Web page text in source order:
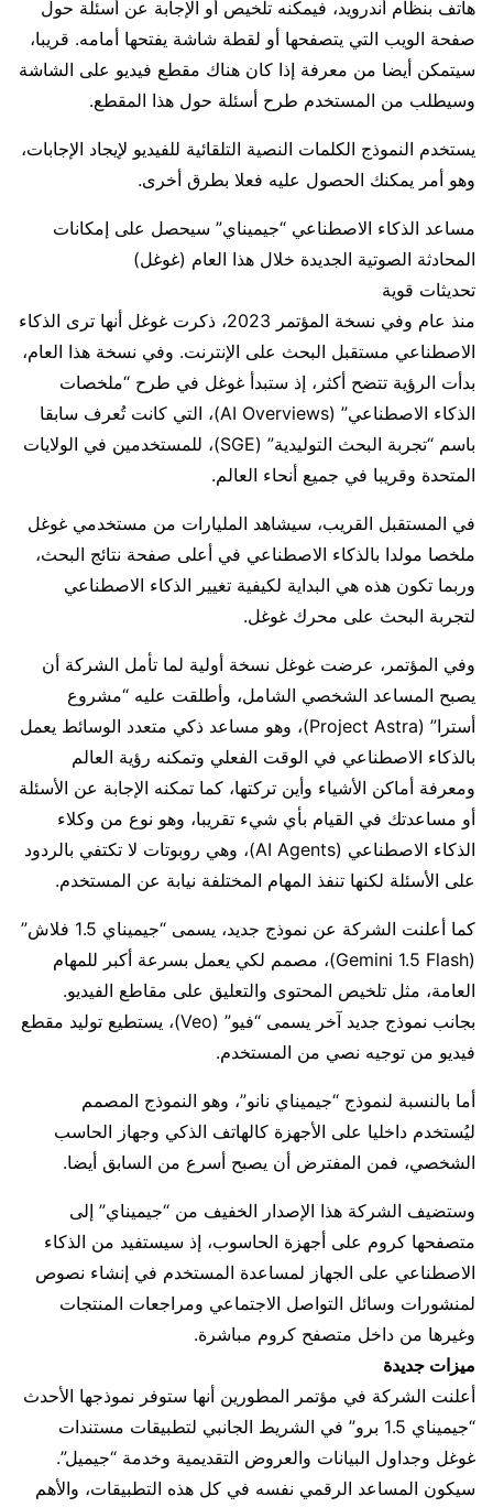
هاتف بنظام أندرويد، فيمكنه تلخيص أو الإجابة عن أسئلة حول
صفحة الويب التي يتصفحها أو لقطة شاشة يفتحها أمامه. قريبا،
سيتمكن أيضا من معرفة إذا كان هناك مقطع فيديو على الشاشة
وسيطلب من المستخدم طرح أسئلة حول هذا المقطع.
يستخدم النموذج الكلمات النصية التلقائية للفيديو لإيجاد الإجابات،
وهو أمر يمكنك الحصول عليه فعلا بطرق أخرى.
مساعد الذكاء الاصطناعي “جيميناي” سيحصل على إمكانات
المحادثة الصوتية الجديدة خلال هذا العام (غوغل)
تحديثات قوية
منذ عام وفي نسخة المؤتمر 2023، ذكرت غوغل أنها ترى الذكاء
الاصطناعي مستقبل البحث على الإنترنت. وفي نسخة هذا العام،
بدأت الرؤية تتضح أكثر، إذ ستبدأ غوغل في طرح “ملخصات
الذكاء الاصطناعي” (AI Overviews)، التي كانت تُعرف سابقا
باسم “تجربة البحث التوليدية” (SGE)، للمستخدمين في الولايات
المتحدة وقريبا في جميع أنحاء العالم.
في المستقبل القريب، سيشاهد المليارات من مستخدمي غوغل
ملخصا مولدا بالذكاء الاصطناعي في أعلى صفحة نتائج البحث،
وربما تكون هذه هي البداية لكيفية تغيير الذكاء الاصطناعي
لتجربة البحث على محرك غوغل.
وفي المؤتمر، عرضت غوغل نسخة أولية لما تأمل الشركة أن
يصبح المساعد الشخصي الشامل، وأطلقت عليه “مشروع
أسترا” (Project Astra)، وهو مساعد ذكي متعدد الوسائط يعمل
بالذكاء الاصطناعي في الوقت الفعلي وتمكنه رؤية العالم
ومعرفة أماكن الأشياء وأين تركتها، كما تمكنه الإجابة عن الأسئلة
أو مساعدتك في القيام بأي شيء تقريبا، وهو نوع من وكلاء
الذكاء الاصطناعي (AI Agents)، وهي روبوتات لا تكتفي بالردود
على الأسئلة لكنها تنفذ المهام المختلفة نيابة عن المستخدم.
كما أعلنت الشركة عن نموذج جديد، يسمى “جيميناي 1.5 فلاش”
(Gemini 1.5 Flash)، مصمم لكي يعمل بسرعة أكبر للمهام
العامة، مثل تلخيص المحتوى والتعليق على مقاطع الفيديو.
بجانب نموذج جديد آخر يسمى “فيو” (Veo)، يستطيع توليد مقطع
فيديو من توجيه نصي من المستخدم.
أما بالنسبة لنموذج “جيميناي نانو”، وهو النموذج المصمم
ليُستخدم داخليا على الأجهزة كالهاتف الذكي وجهاز الحاسب
الشخصي، فمن المفترض أن يصبح أسرع من السابق أيضا.
وستضيف الشركة هذا الإصدار الخفيف من “جيميناي” إلى
متصفحها كروم على أجهزة الحاسوب، إذ سيستفيد من الذكاء
الاصطناعي على الجهاز لمساعدة المستخدم في إنشاء نصوص
لمنشورات وسائل التواصل الاجتماعي ومراجعات المنتجات
وغيرها من داخل متصفح كروم مباشرة.
ميزات جديدة
أعلنت الشركة في مؤتمر المطورين أنها ستوفر نموذجها الأحدث
“جيميناي 1.5 برو” في الشريط الجانبي لتطبيقات مستندات
غوغل وجداول البيانات والعروض التقديمية وخدمة “جيميل”.
سيكون المساعد الرقمي نفسه في كل هذه التطبيقات، والأهم